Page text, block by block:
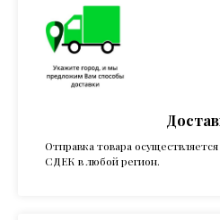
Отправка товара
СДЕК в любой регион.